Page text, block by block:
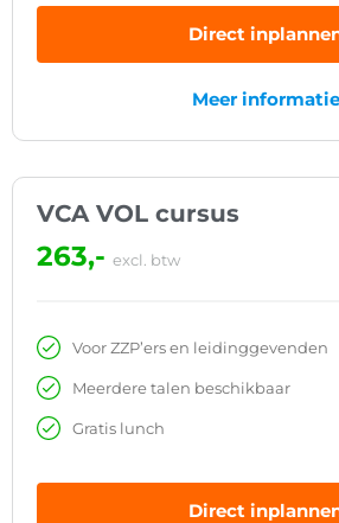
Direct
Meer informatie
VCA VOL cursus
263,- excl. btw
Voor ZZP’ers en leidinggevenden
Meerdere talen beschikbaar
Gratis lunch
Direct